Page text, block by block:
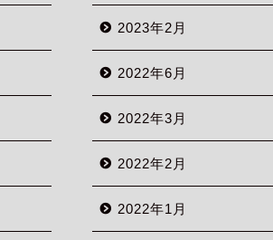
2023年2月
2022年6月
2022年3月
2022年2月
2022年1月